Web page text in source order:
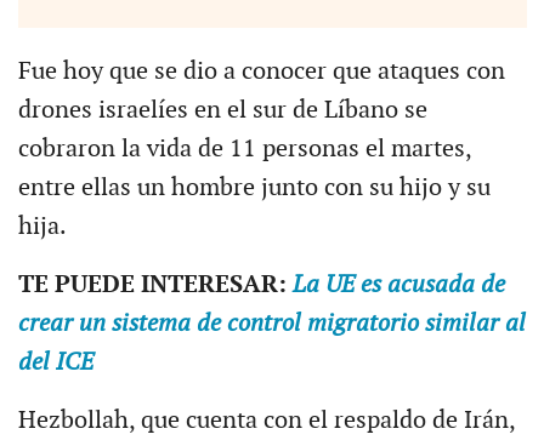
Fue hoy que se dio a conocer que ataques con
drones israelíes en el sur de Líbano se
cobraron la vida de 11 personas el martes,
entre ellas un hombre junto con su hijo y su
hija.
TE PUEDE INTERESAR:La UE es acusada de
crear un sistema de control migratorio similar al
del ICE
Hezbollah, que cuenta con el respaldo de Irán,